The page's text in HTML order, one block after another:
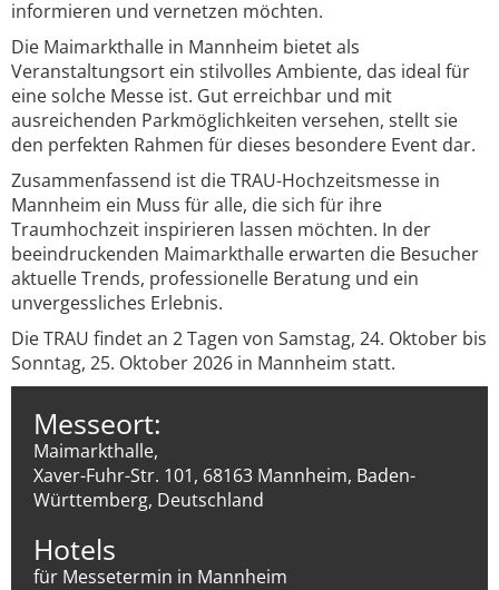
informieren und vernetzen möchten.
Die Maimarkthalle in Mannheim bietet als
Veranstaltungsort ein stilvolles Ambiente, das ideal für
eine solche Messe ist. Gut erreichbar und mit
ausreichenden Parkmöglichkeiten versehen, stellt sie
den perfekten Rahmen für dieses besondere Event dar.
Zusammenfassend ist die TRAU-Hochzeitsmesse in
Mannheim ein Muss für alle, die sich für ihre
Traumhochzeit inspirieren lassen möchten. In der
beeindruckenden Maimarkthalle erwarten die Besucher
aktuelle Trends, professionelle Beratung und ein
unvergessliches Erlebnis.
Die TRAU findet an 2 Tagen von Samstag, 24. Oktober bis
Sonntag, 25. Oktober 2026 in Mannheim statt.
Messeort:
Maimarkthalle,
Xaver-Fuhr-Str. 101, 68163 Mannheim, Baden-
Württemberg, Deutschland
Hotels
für Messetermin in Mannheim